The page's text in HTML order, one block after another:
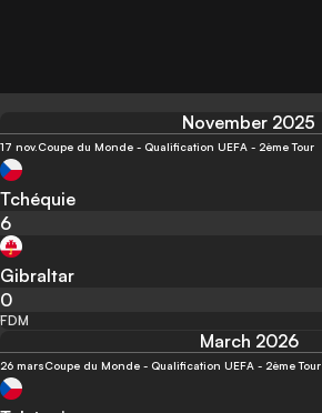
November 2025
17 nov. Coupe du Monde - Qualification UEFA - 2ème Tour
Tchéquie
6
Gibraltar
0
FDM
March 2026
26 marsCoupe du Monde - Qualification UEFA - 2ème Tour